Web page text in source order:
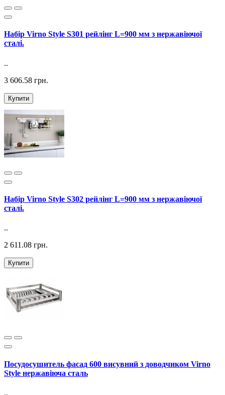
Набір Virno Style S301 рейлінг L=900 мм з нержавіючої
сталі.
..
3 606.58 грн.
Купити
Набір Virno Style S302 рейлінг L=900 мм з нержавіючої
сталі.
..
2 611.08 грн.
Купити
Посудосушитель фасад 600 висувний з доводчиком Virno
Style нержавіюча сталь
..